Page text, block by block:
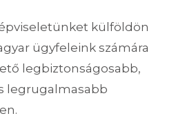
külföldön
ügyfeleink számára
legbiztonságosabb,
legrugalmasabb